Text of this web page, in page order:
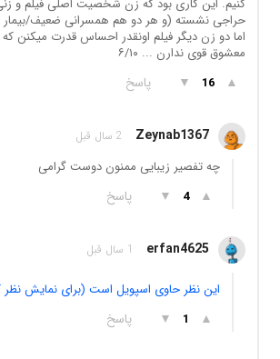
کنیم. این کاری بود که زن شخصیت اصلی فیلم و
حراجی نشسته (و‌ هر دو هم همسرانی ضعیف/بیمار
اما دو زن دیگر فیلم اونقدر احساس قدرت میکنن که
معشوق قوی ندارن ... ۶/۱۰
▲
16
▼ پاسخ
Zeynab1367 2 سال قبل
چه تفصیر زیبایی ممنون دوست گرامی
▲
4
▼ پاسخ
erfan4625 1 سال قبل
این نظر حاوی اسپویل است (برای نمایش نظر
▲
1
▼ پاسخ